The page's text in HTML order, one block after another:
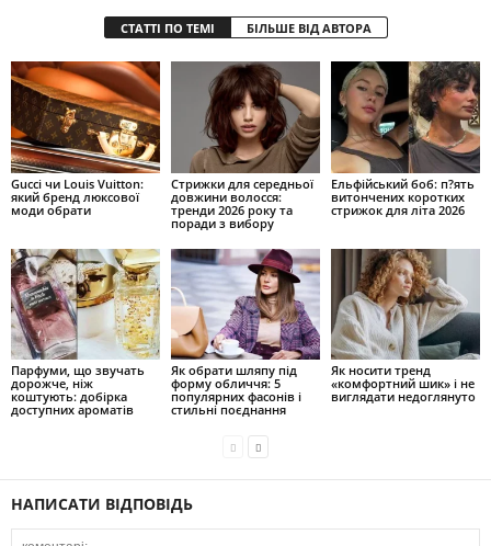
СТАТТІ ПО ТЕМІ БІЛЬШЕ ВІД АВТОРА
Gucci чи Louis Vuitton:
який бренд люксової
моди обрати
Стрижки для середньої
довжини волосся:
тренди 2026 року та
поради з вибору
Ельфійський боб: п?ять
витончених коротких
стрижок для літа 2026
Парфуми, що звучать
дорожче, ніж
коштують: добірка
доступних ароматів
Як обрати шляпу під
форму обличчя: 5
популярних фасонів і
стильні поєднання
Як носити тренд
«комфортний шик» і не
виглядати недоглянуто
НАПИСАТИ ВІДПОВІДЬ